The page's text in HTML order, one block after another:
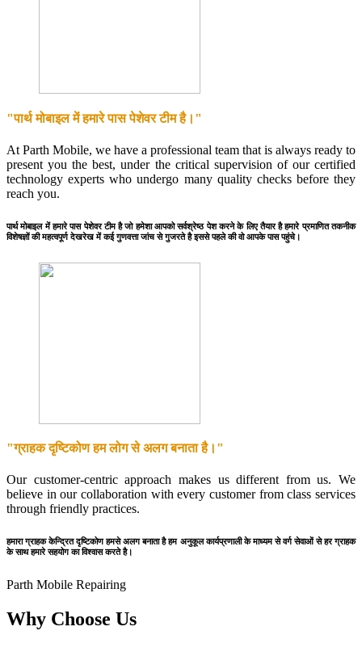
"पार्थ मोबाइल में हमारे पास पेशेवर टीम है।"
At Parth Mobile, we have a professional team that is always ready to
present you the best, under the critical supervision of our certified
technology experts who undergo many quality checks before they
reach you.
पार्थ मोबाइल में हमारे पास पेशेवर टीम है जो हमेशा आपको सर्वश्रेष्ठ पेश करने के लिए तैयार है हमारे प्रमाणित तकनीक
विशेषज्ञों की महत्वपूर्ण देखरेख में कई गुणवत्ता जांच से गुजरते है इससे पहले की वो आपके पास पहुंचे।
"ग्राहक दृष्टिकोण हम लोग से अलग बनाता है।"
Our customer-centric approach makes us different from us. We
believe in our collaboration with every customer from class services
through friendly practices.
हमारा ग्राहक केन्द्रित दृष्टिकोण हमसे अलग बनाता है हम अनुकूल कार्यप्रणाली के माध्यम से वर्ग सेवाओं से हर ग्राहक
के साथ हमारे सहयोग का विश्वास करते है।
Parth Mobile Repairing
Why Choose Us